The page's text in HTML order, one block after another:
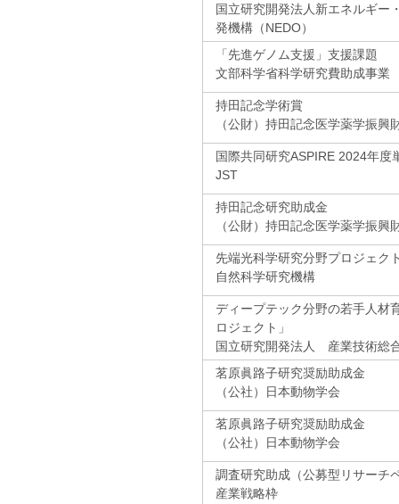
国立研究開発法人新エネルギー
発機構（NEDO）
「先進ゲノム支援」支援課題
文部科学省科学研究費助成事業
持田記念学術賞
（公財）持田記念医学薬学振興
国際共同研究ASPIRE 2024年度
JST
持田記念研究助成金
（公財）持田記念医学薬学振興
先端光科学研究分野プロジェク
自然科学研究機構
ディープテック分野の若手人材
ロジェクト」
国立研究開発法人 産業技術総
茗原眞路子研究奨励助成金
（公社）日本動物学会
茗原眞路子研究奨励助成金
（公社）日本動物学会
調査研究助成（公募型リサーチ
産業戦略枠